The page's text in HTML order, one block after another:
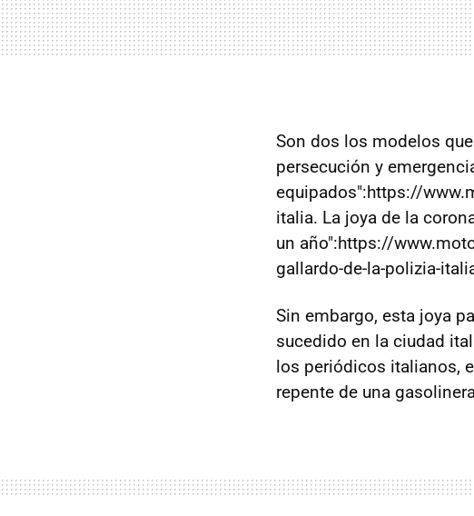
Son dos los modelos
persecución y
equipados":https://
italia. La joya de la
un año":https://
gallardo-de-la-polizia-
Sin embargo, esta joya
sucedido en la ciudad
los periódicos italianos,
repente de una